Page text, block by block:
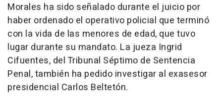
Morales ha sido señalado durante el juicio por
haber ordenado el operativo policial que terminó
con la vida de las menores de edad, que tuvo
lugar durante su mandato. La jueza Ingrid
Cifuentes, del Tribunal Séptimo de Sentencia
Penal, también ha pedido investigar al exasesor
presidencial Carlos Beltetón.